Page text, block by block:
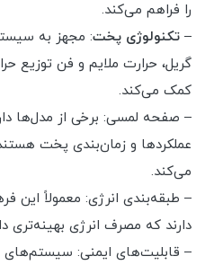
را فراهم می‌کند.
– تکنولوژی پخت: مجهز به
گریل، حرارت ملایم و فن توزیع
کمک می‌کند.
– صفحه لمسی: برخی از مدل‌ها
عملکردها و زمان‌بندی پخت
می‌کند.
دارند که مصرف انرژی بهینه‌تری
– قابلیت‌های ایمنی: سیستم‌های